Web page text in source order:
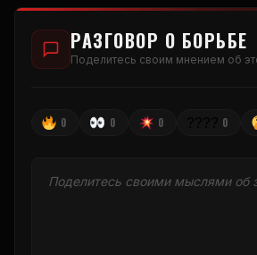
РАЗГОВОР О БОРЬБЕ
Поделитесь своим мнением об
0 0 0 0